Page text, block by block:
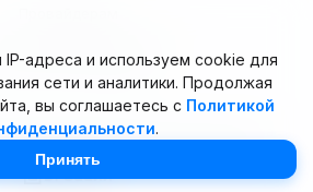
использования
(ИП Долматова В.В.). Все права
адреса и используем cookie для
сети и аналитики. Продолжая
вы соглашаетесь с Политикой
.
Принять